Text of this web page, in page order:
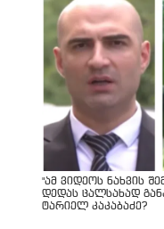
"ამ ვიდეოს ნახვის
დედას ცალსახად
ტარიელ კაკაბაძე?